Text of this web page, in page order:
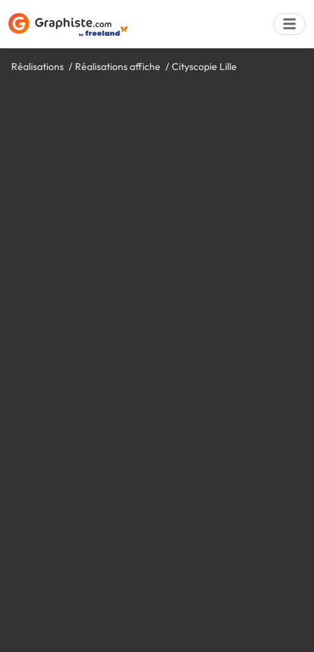
Réalisations Réalisations affiche Cityscopie Lille